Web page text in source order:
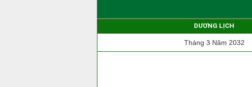
DƯƠNG LỊCH
Tháng 3 Năm 2032